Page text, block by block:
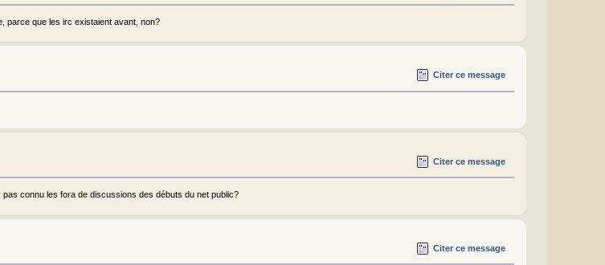
parce que les irc existaient avant, non?
Citer ce message
Citer ce message
connu les fora de discussions des débuts du net public?
Citer ce message